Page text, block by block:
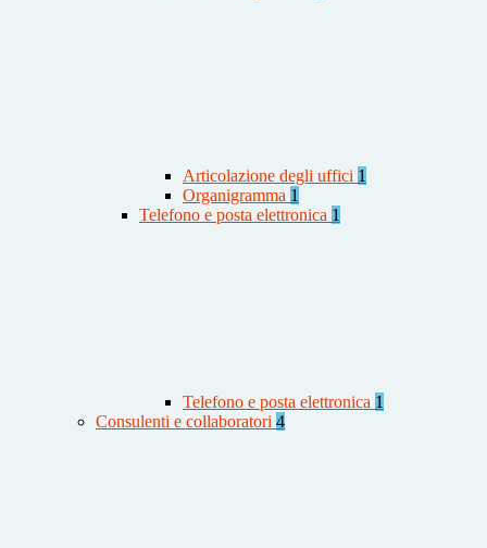
Articolazione degli uffici 1
Organigramma 1
Telefono e posta elettronica 1
Telefono e posta elettronica 1
Consulenti e collaboratori 4